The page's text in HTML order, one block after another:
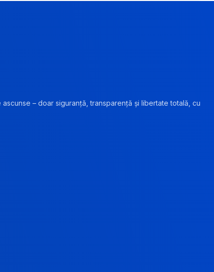
– doar siguranță, transparență și libertate totală, cu